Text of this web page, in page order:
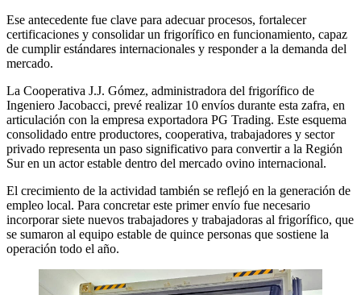
Ese antecedente fue clave para adecuar procesos, fortalecer
certificaciones y consolidar un frigorífico en funcionamiento, capaz
de cumplir estándares internacionales y responder a la demanda del
mercado.
La Cooperativa J.J. Gómez, administradora del frigorífico de
Ingeniero Jacobacci, prevé realizar 10 envíos durante esta zafra, en
articulación con la empresa exportadora PG Trading. Este esquema
consolidado entre productores, cooperativa, trabajadores y sector
privado representa un paso significativo para convertir a la Región
Sur en un actor estable dentro del mercado ovino internacional.
El crecimiento de la actividad también se reflejó en la generación de
empleo local. Para concretar este primer envío fue necesario
incorporar siete nuevos trabajadores y trabajadoras al frigorífico, que
se sumaron al equipo estable de quince personas que sostiene la
operación todo el año.